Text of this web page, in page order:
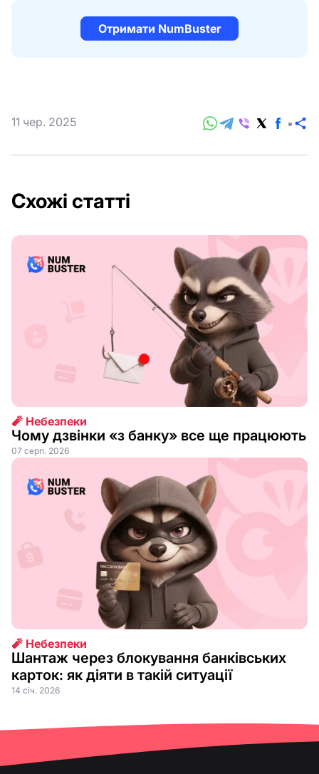
Отримати NumBuster
11 чер. 2025
Схожі статті
🧨 Небезпеки
Чому дзвінки «з банку» все ще працюють
07 серп. 2026
🧨 Небезпеки
Шантаж через блокування банківських
карток: як діяти в такій ситуації
14 січ. 2026